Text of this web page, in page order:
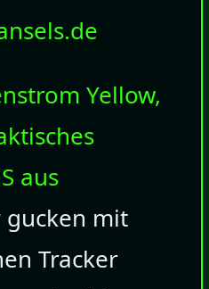
Yellow,
aus
gucken mit
Tracker